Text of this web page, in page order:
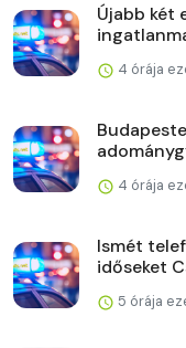
Újabb két
4 órája
4 órája
Ismét
időseket
5 órája